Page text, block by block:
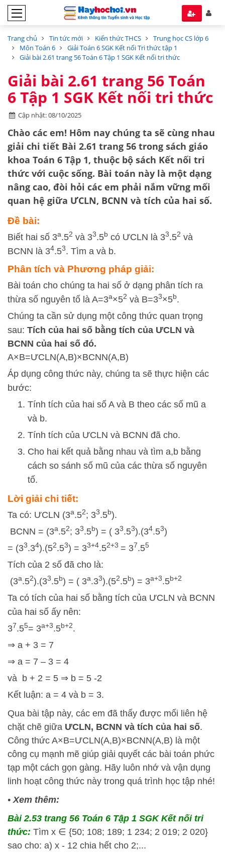
Trang chủ Tin tức mới Kiến thức THCS
Trung học CS lớp 6
Môn Toán 6
Giải Toán 6 SGK Kết nối Tri thức tập 1
Giải bài 2.61 trang 56 Toán 6 Tập 1 SGK Kết nối tri thức
Giải bài 2.61 trang 56 Toán
6 Tập 1 SGK Kết nối tri thức
Cập nhật: 08/10/2025
Chào các em! Hôm nay chúng ta sẽ cùng nhau
giải chi tiết Bài 2.61 trang 56 trong sách giáo
khoa Toán 6 Tập 1, thuộc bộ sách Kết nối tri
thức với cuộc sống. Bài toán này là một dạng
nâng cao, đòi hỏi các em phải nắm vững mối
quan hệ giữa ƯCLN, BCNN và tích của hai số.
Đề bài:
Biết hai số 3a.52 và 33.5b có ƯCLN là 33.52 và
BCNN là 34.53. Tìm a và b.
Phân tích và Phương pháp giải:
Bài toán cho chúng ta hai số ở dạng phân tích ra
thừa số nguyên tố là A=3a×52 và B=33×5b.
Chúng ta cần sử dụng một công thức quan trọng
sau: Tích của hai số bằng tích của ƯCLN và
BCNN của hai số đó.
A×B=ƯCLN(A,B)×BCNN(A,B)
Áp dụng công thức này, chúng ta sẽ thực hiện các
bước:
Tính tích của hai số Avà B theo các số mũ a
và b.
Tính tích của ƯCLN và BCNN đã cho.
Cho hai kết quả bằng nhau và tìm a,b bằng
cách so sánh số mũ của các thừa số nguyên
tố.
Lời giải chi tiết:
Ta có: ƯCLN (3a.52; 33.5b).
BCNN = (3a.52; 33.5b) = ( 33.53).(34.53)
= (33.34).(52.53) = 33+4.52+3 = 37.55
Tích của 2 số đã cho là:
(3a.52).(33.5b) = ( 3a.33).(52.5b) = 3a+3.5b+2
Ta có tích của hai số bằng tích của ƯCLN và BCNN
của hai số ấy nên:
37.55= 3a+3.5b+2.
⇒ a + 3 = 7
⇒ a = 7 – 3 = 4
và b + 2 = 5 ⇒ b = 5 -2
Kết luận: a = 4 và b = 3.
Qua bài tập này, các em đã thấy được mối liên hệ
chặt chẽ giữa ƯCLN, BCNN và tích của hai số.
Công thức A×B=ƯCLN(A,B)×BCNN(A,B) là một
công cụ mạnh mẽ giúp giải quyết các bài toán phức
tạp một cách gọn gàng. Hãy luôn nhớ và vận dụng
linh hoạt công thức này trong quá trình học tập nhé!
•Xem thêm:
Bài 2.53 trang 56 Toán 6 Tập 1 SGK Kết nối tri
thức: Tìm x ∈ {50; 108; 189; 1 234; 2 019; 2 020}
sao cho: a) x - 12 chia hết cho 2;...